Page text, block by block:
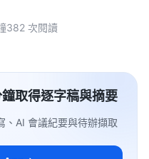
382 次閱讀
取得逐字稿與摘要
、AI 會議紀要與待辦擷取